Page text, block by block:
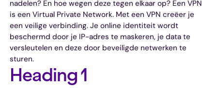
nadelen? En hoe wegen deze tegen elkaar op? Een VPN
is een Virtual Private Network. Met een VPN creëer je
een veilige verbinding. Je online identiteit wordt
beschermd door je IP-adres te maskeren, je data te
versleutelen en deze door beveiligde netwerken te
sturen.
Heading 1